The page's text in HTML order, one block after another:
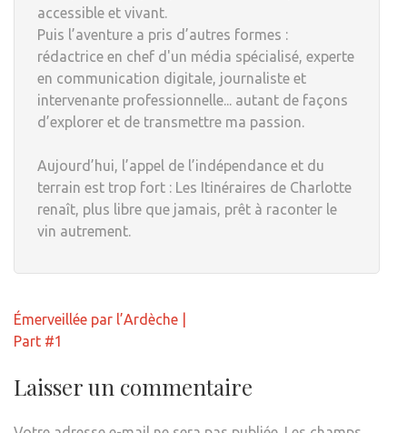
accessible et vivant.
Puis l’aventure a pris d’autres formes :
rédactrice en chef d'un média spécialisé, experte
en communication digitale, journaliste et
intervenante professionnelle... autant de façons
d’explorer et de transmettre ma passion.
Aujourd’hui, l’appel de l’indépendance et du
terrain est trop fort : Les Itinéraires de Charlotte
renaît, plus libre que jamais, prêt à raconter le
vin autrement.
Navigation
de
Émerveillée par l’Ardèche |
Part #1
Laisser un commentaire